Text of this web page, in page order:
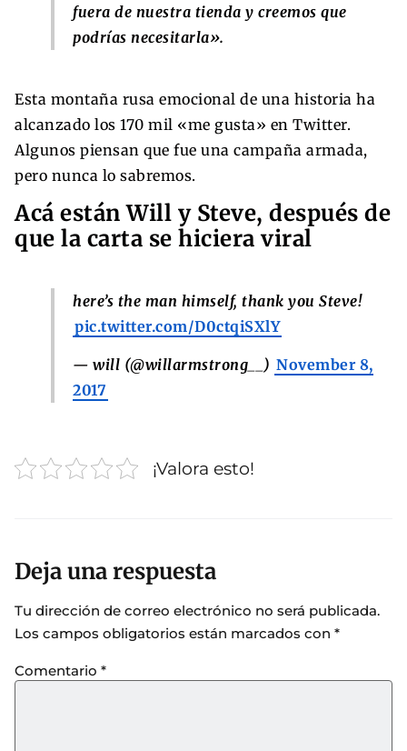
fuera de nuestra tienda y creemos que
podrías necesitarla».
Esta montaña rusa emocional de una historia ha
alcanzado los 170 mil «me gusta» en Twitter.
Algunos piensan que fue una campaña armada,
pero nunca lo sabremos.
Acá están Will y Steve, después de
que la carta se hiciera viral
here’s the man himself, thank you Steve!
pic.twitter.com/D0ctqiSXlY
— will (@willarmstrong__) November 8,
2017
¡Valora esto!
Deja una respuesta
Tu dirección de correo electrónico no será publicada.
Los campos obligatorios están marcados con *
Comentario *